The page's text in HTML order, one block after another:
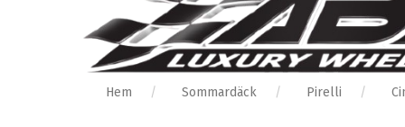
Hem Sommardäck Pirelli